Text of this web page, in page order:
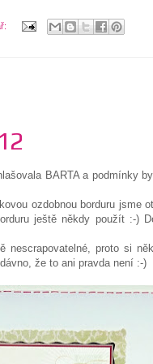
BARTA a podmínky
ozdobnou borduru jsme
ještě někdy použít :-)
nescrapovatelné, proto si
že to ani pravda není :-)